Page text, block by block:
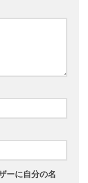
ーに自分の名